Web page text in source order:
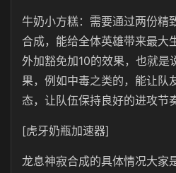
牛奶小方糕：需要通过两份精
合成，能给全体英雄带来最大
外加豁免加10的效果，也就是
果，例如中毒之类的，能让队
态，让队伍保持良好的进攻节
[虎牙奶瓶加速器]
龙息神寂合成的具体情况大家